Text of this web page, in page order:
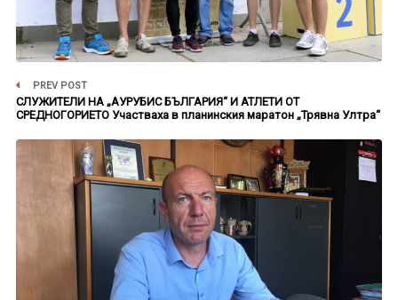
PREV POST
СЛУЖИТЕЛИ НА „АУРУБИС БЪЛГАРИЯ“ И АТЛЕТИ ОТ
СРЕДНОГОРИЕТО Участваха в планинския маратон „Трявна Ултра“